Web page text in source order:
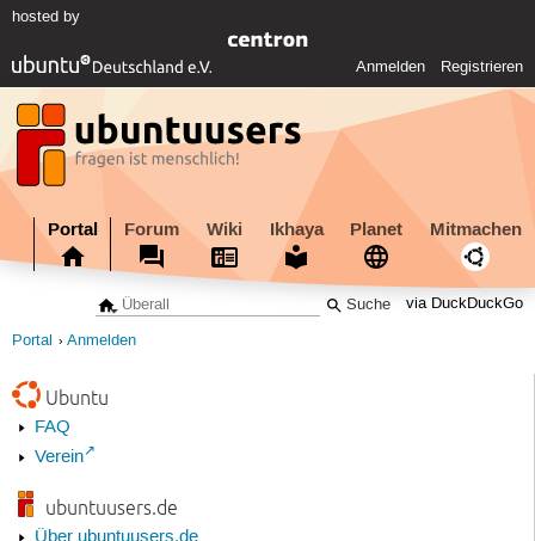
hosted by
Anmelden Registrieren
Portal Forum Wiki Ikhaya Planet Mitmachen
via DuckDuckGo
Portal Anmelden
Ubuntu
FAQ
Verein
ubuntuusers.de